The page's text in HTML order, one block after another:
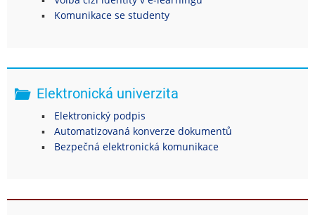
Komunikace se studenty
Elektronická univerzita
Elektronický podpis
Automatizovaná konverze dokumentů
Bezpečná elektronická komunikace